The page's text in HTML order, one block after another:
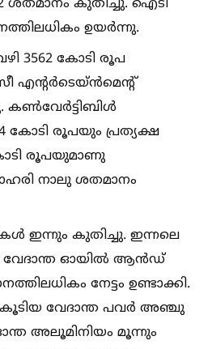
ശതമാനം കുതിച്ചു. ഐടി
ഉയർന്നു.
3562 കോടി രൂപ
എൻ്റർടെയ്ൻമെൻ്റ്
കണ്‍വേർട്ടിബിള്‍
കോടി രൂപയും പ്രത്യക്ഷ
രൂപയുമാണു
നാലു ശതമാനം
ഇന്നും കുതിച്ചു. ഇന്നലെ
വേദാന്ത ഓയില്‍ ആൻഡ്
നേട്ടം ഉണ്ടാക്കി.
കൂടിയ വേദാന്ത പവർ അഞ്ചു
അലൂമിനിയം മൂന്നും